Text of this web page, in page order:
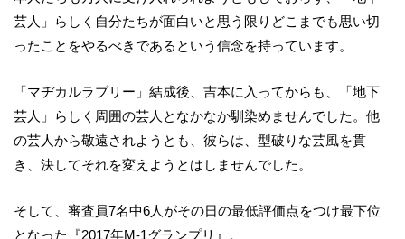
芸人」らしく自分たちが面白いと思う限りどこまでも思い切
ったことをやるべきであるという信念を持っています。
「マヂカルラブリー」結成後、吉本に入ってからも、「地下
芸人」らしく周囲の芸人となかなか馴染めませんでした。他
の芸人から敬遠されようとも、彼らは、型破りな芸風を貫
き、決してそれを変えようとはしませんでした。
そして、審査員7名中6人がその日の最低評価点をつけ最下位
となった『2017年M-1グランプリ』。